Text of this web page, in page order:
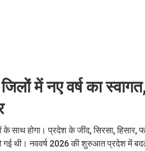
में नए वर्ष का
साथ होगा। प्रदेश के जींद, सिरसा, हिसार,
गई थी। नववर्ष 2026 की शुरुआत प्रदेश में